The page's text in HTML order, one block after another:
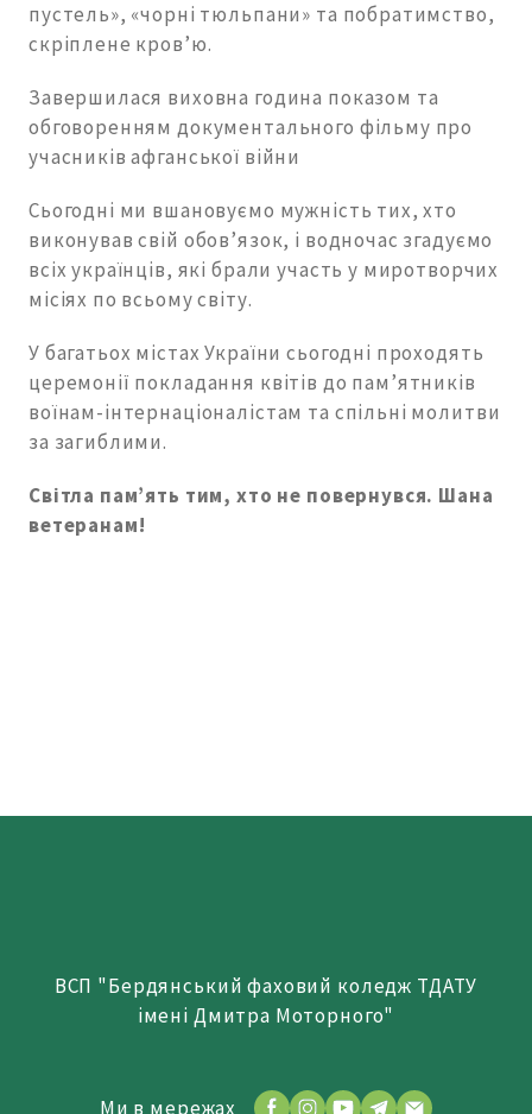
пустель», «чорні тюльпани» та побратимство,
скріплене кров’ю.
Завершилася виховна година показом та
обговоренням документального фільму про
учасників афганської війни
Сьогодні ми вшановуємо мужність тих, хто
виконував свій обов’язок, і водночас згадуємо
всіх українців, які брали участь у миротворчих
місіях по всьому світу.
У багатьох містах України сьогодні проходять
церемонії покладання квітів до пам’ятників
воїнам-інтернаціоналістам та спільні молитви
за загиблими.
Світла пам’ять тим, хто не повернувся. Шана
ветеранам!
ВСП "Бердянський фаховий коледж ТДАТУ
імені Дмитра Моторного"
Ми в мережах